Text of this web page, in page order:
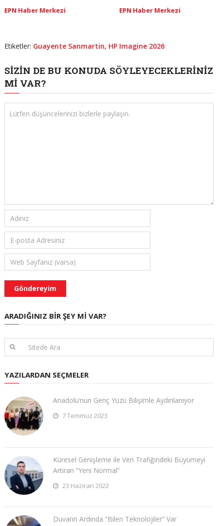
EPN Haber Merkezi EPN Haber Merkezi
Etiketler: Guayente Sanmartin, HP Imagine 2026
SIZIN DE BU KONUDA SÖYLEYECEKLERINIZ
MI VAR?
ARADIĞINIZ BIR ŞEY MI VAR?
YAZILARDAN SEÇMELER
Anadolu’nun Genç Yüzü Bilişimle Aydınlanıyor
7 Temmuz 2023
Küresel Genişleme ile Veri Trafiğindeki Büyümeyi
Artıran “Yeni Normal”
23 Haziran 2022
Duvarın Ardında “Bilen Teknolojiler” Var